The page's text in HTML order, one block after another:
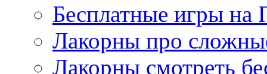
Бесплатные игры на
Лакорны про
Лакорны смотреть